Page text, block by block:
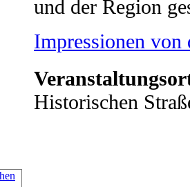
und der Region
Impressionen von
Historischen